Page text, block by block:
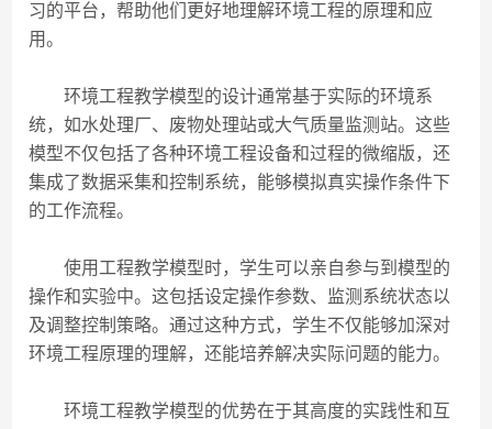
习的平台，帮助他们更好地理解环境工程的原理和应
用。
环境工程教学模型的设计通常基于实际的环境系
统，如水处理厂、废物处理站或大气质量监测站。这些
模型不仅包括了各种环境工程设备和过程的微缩版，还
集成了数据采集和控制系统，能够模拟真实操作条件下
的工作流程。
使用工程教学模型时，学生可以亲自参与到模型的
操作和实验中。这包括设定操作参数、监测系统状态以
及调整控制策略。通过这种方式，学生不仅能够加深对
环境工程原理的理解，还能培养解决实际问题的能力。
环境工程教学模型的优势在于其高度的实践性和互